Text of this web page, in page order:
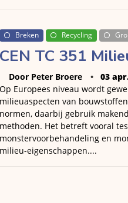
Breken Recycling
CEN TC 351
Door Peter Broere
03
Op Europees niveau wordt
milieuaspecten van
normen, daarbij gebruik
methoden. Het betreft vooral
monstervoorbehandeling en
milieu-eigenschappen....